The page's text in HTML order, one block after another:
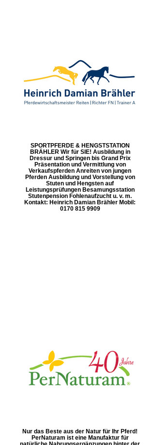
SPORTPFERDE & HENGSTSTATION
BRÄHLER Wir für SIE! Ausbildung in
Dressur und Springen bis Grand Prix
Präsentation und Vermittlung von
Verkaufspferden Anreiten von jungen
Pferden Ausbildung und Vorstellung von
Stuten und Hengsten auf
Leistungsprüfungen Besamungsstation
Stutenpension Fohlenaufzucht u. v. m.
Kontakt: Heinrich Damian Brähler Mobil:
0170 815 9909
Nur das Beste aus der Natur für Ihr Pferd!
PerNaturam ist eine Manufaktur für
natürliche Nahrungsergänzungen hinter der